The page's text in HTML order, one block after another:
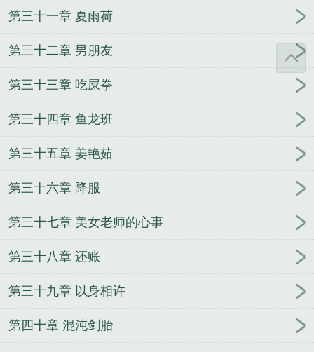
第三十一章 夏雨荷
第三十二章 男朋友
第三十三章 吃屎拳
第三十四章 鱼龙班
第三十五章 姜艳茹
第三十六章 降服
第三十七章 美女老师的心事
第三十八章 还账
第三十九章 以身相许
第四十章 混沌剑胎